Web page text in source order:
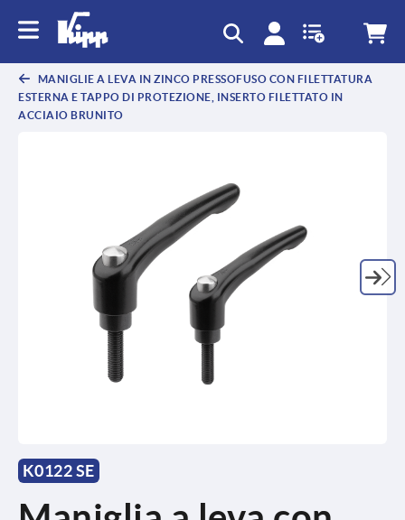
MANIGLIE A LEVA IN ZINCO PRESSOFUSO CON FILETTATURA
ESTERNA E TAPPO DI PROTEZIONE, INSERTO FILETTATO IN
ACCIAIO BRUNITO
K0122 SE